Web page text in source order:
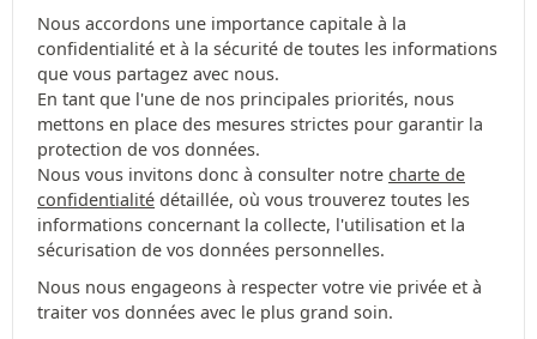
Nous accordons une importance capitale à la
confidentialité et à la sécurité de toutes les informations
que vous partagez avec nous.
En tant que l'une de nos principales priorités, nous
mettons en place des mesures strictes pour garantir la
protection de vos données.
Nous vous invitons donc à consulter notre charte de
confidentialité détaillée, où vous trouverez toutes les
informations concernant la collecte, l'utilisation et la
sécurisation de vos données personnelles.
Nous nous engageons à respecter votre vie privée et à
traiter vos données avec le plus grand soin.